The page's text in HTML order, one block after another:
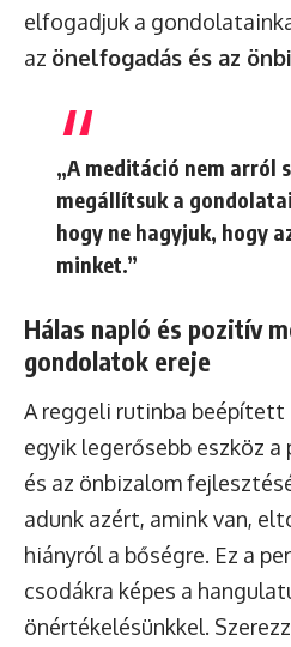
elfogadjuk a
az önelfogadás és az
„A meditáció nem arról
megállítsuk a
hogy ne hagyjuk, hogy
minket.”
Hálas napló és pozitív
gondolatok ereje
A reggeli rutinba beépített
egyik legerősebb eszköz
és az önbizalom
adunk azért, amink van,
hiányról a bőségre. Ez a
csodákra képes a
önértékelésünkkel.